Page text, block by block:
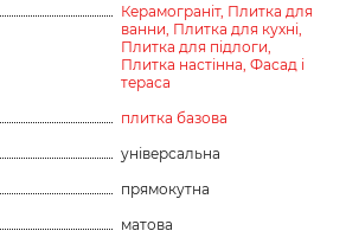
Керамограніт, Плитка для
ванни, Плитка для кухні,
Плитка для підлоги,
Плитка настінна, Фасад і
тераса
плитка базова
універсальна
прямокутна
матова